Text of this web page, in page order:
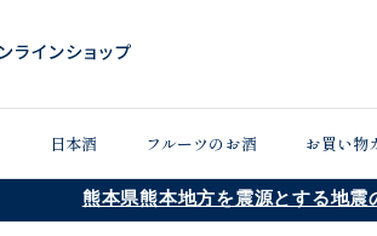
日本酒 フルーツのお酒 お買い物
熊本県熊本地方を震源とする地震